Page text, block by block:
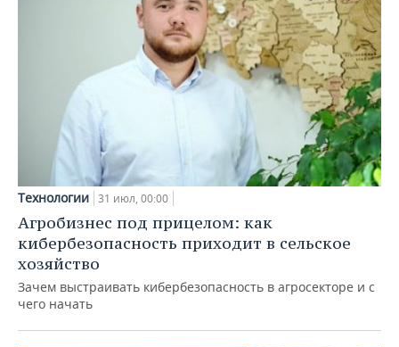
Технологии 31 июл, 00:00
Агробизнес под прицелом: как
кибербезопасность приходит в сельское
хозяйство
Зачем выстраивать кибербезопасность в агросекторе и с
чего начать